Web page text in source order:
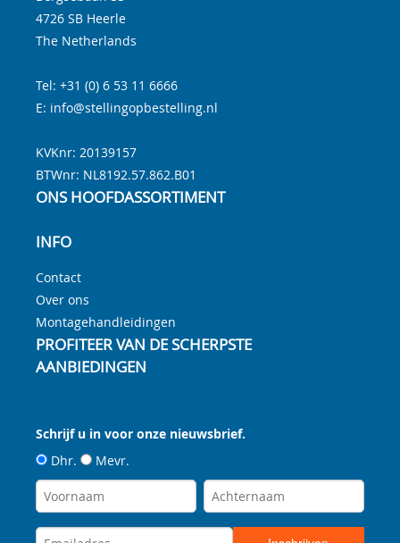
4726 SB Heerle
The Netherlands
Tel: +31 (0) 6 53 11 6666
E: info@stellingopbestelling.nl
KVKnr: 20139157
BTWnr: NL8192.57.862.B01
ONS HOOFDASSORTIMENT
INFO
Contact
Over ons
Montagehandleidingen
PROFITEER VAN DE SCHERPSTE
AANBIEDINGEN
Schrijf u in voor onze nieuwsbrief.
Dhr.
Mevr.